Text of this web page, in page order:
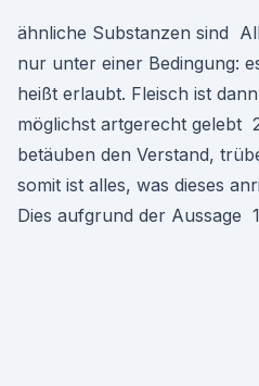
ähnliche Substanzen sind
nur unter einer Bedingung:
heißt erlaubt. Fleisch ist
möglichst artgerecht gelebt
betäuben den Verstand,
somit ist alles, was dieses
Dies aufgrund der Aussage